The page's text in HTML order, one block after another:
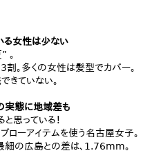
る女性は少ない
。
。多くの女性は髪型でカバー。
きていない。
実態に地域差も
思っている！
ーアイテムを使う名古屋女子。
細の広島との差は、1.76mm。